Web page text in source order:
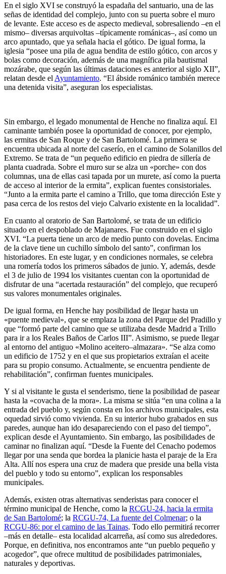
En el siglo XVI se construyó la espadaña del santuario, una de las
señas de identidad del complejo, junto con su puerta sobre el muro
de levante. Este acceso es de aspecto medieval, sobresaliendo –en el
mismo– diversas arquivoltas –típicamente románicas–, así como un
arco apuntado, que ya señala hacia el gótico. De igual forma, la
iglesia “posee una pila de agua bendita de estilo gótico, con arcos y
bolas como decoración, además de una magnífica pila bautismal
mozárabe, que según las últimas dataciones es anterior al siglo XII”,
relatan desde el Ayuntamiento. “El ábside románico también merece
una detenida visita”, aseguran los especialistas.
Sin embargo, el legado monumental de Henche no finaliza aquí. El
caminante también posee la oportunidad de conocer, por ejemplo,
las ermitas de San Roque y de San Bartolomé. La primera se
encuentra ubicada al norte del caserío, en el camino de Solanillos del
Extremo. Se trata de “un pequeño edificio en piedra de sillería de
planta cuadrada. Sobre el muro sur se alza un «porche» con dos
columnas, una de ellas casi tapada por un murete, así como la puerta
de acceso al interior de la ermita”, explican fuentes consistoriales.
“Junto a la ermita parte el camino a Trillo, que toma dirección Este y
pasa cerca de los restos del viejo Calvario existente en la localidad”.
En cuanto al oratorio de San Bartolomé, se trata de un edificio
situado en el despoblado de Majanares. Fue construido en el siglo
XVI. “La puerta tiene un arco de medio punto con dovelas. Encima
de la clave tiene un cuchillo símbolo del santo”, confirman los
historiadores. En este lugar, y en condiciones normales, se celebra
una romería todos los primeros sábados de junio. Y, además, desde
el 3 de julio de 1994 los visitantes cuentan con la oportunidad de
disfrutar de una “acertada restauración” del complejo, que recuperó
sus valores monumentales originales.
De igual forma, en Henche hay posibilidad de llegar hasta un
«puente medieval», que se emplaza la zona del Parque del Pradillo y
que “formó parte del camino que se utilizaba desde Madrid a Trillo
para ir a los Reales Baños de Carlos III”. Asimismo, se puede llegar
al entorno del antiguo «Molino aceitero–almazara». “Se alza como
un edificio de 1752 y en el que sus propietarios extraían el aceite
para su propio consumo. Actualmente, se encuentra pendiente de
rehabilitación”, confirman fuentes municipales.
Y si al visitante le gusta el senderismo, tiene la posibilidad de pasear
hasta la «covacha de la mora». La misma se sitúa “en una colina a la
entrada del pueblo y, según consta en los archivos municipales, esta
oquedad sirvió como vivienda. En su interior hubo grabados en sus
paredes, aunque han ido desapareciendo con el paso del tiempo”,
explican desde el Ayuntamiento. Sin embargo, las posibilidades de
caminar no finalizan aquí. “Desde la Fuente del Cenacho podemos
llegar por una senda que bordea la planicie hasta el paraje de la Era
Alta. Allí nos espera una cruz de madera que preside una bella vista
del pueblo y todo su entorno”, explican los responsables
municipales.
Además, existen otras alternativas senderistas para conocer el
término municipal de Henche, como la RCGU-24, hacia la ermita
de San Bartolomé; la RCGU-74, La fuente del Colmenar; o la
RCGU-86: por el camino de las Tainas. Todo ello permitirá recorrer
–más en detalle– esta localidad alcarreña, así como sus alrededores.
Porque, en definitiva, nos encontramos ante “un pueblo pequeño y
acogedor”, que ofrece multitud de posibilidades patrimoniales,
naturales y deportivas.